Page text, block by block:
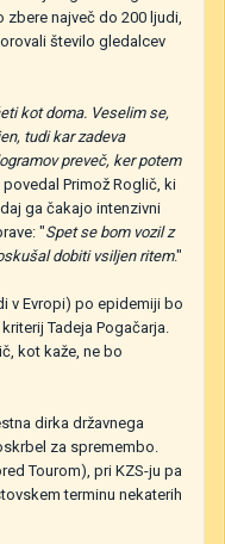
zbere največ do 200 ljudi,
število gledalcev
kot doma. Veselim se,
tudi kar zadeva
preveč, ker potem
povedal Primož Roglič, ki
ga čakajo intenzivni
"Spet se bom vozil z
dobiti vsiljen ritem."
v Evropi) po epidemiji bo
Tadeja Pogačarja.
kot kaže, ne bo
dirka državnega
za spremembo.
Tourom), pri KZS-ju pa
terminu nekaterih